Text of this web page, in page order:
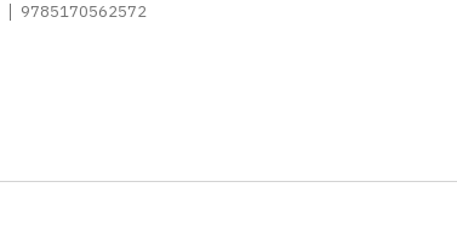
9785170562572